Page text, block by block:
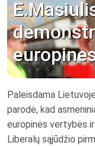
Paleisdama
parodė, kad
europinės vertybės
Liberalų sąjūdžio